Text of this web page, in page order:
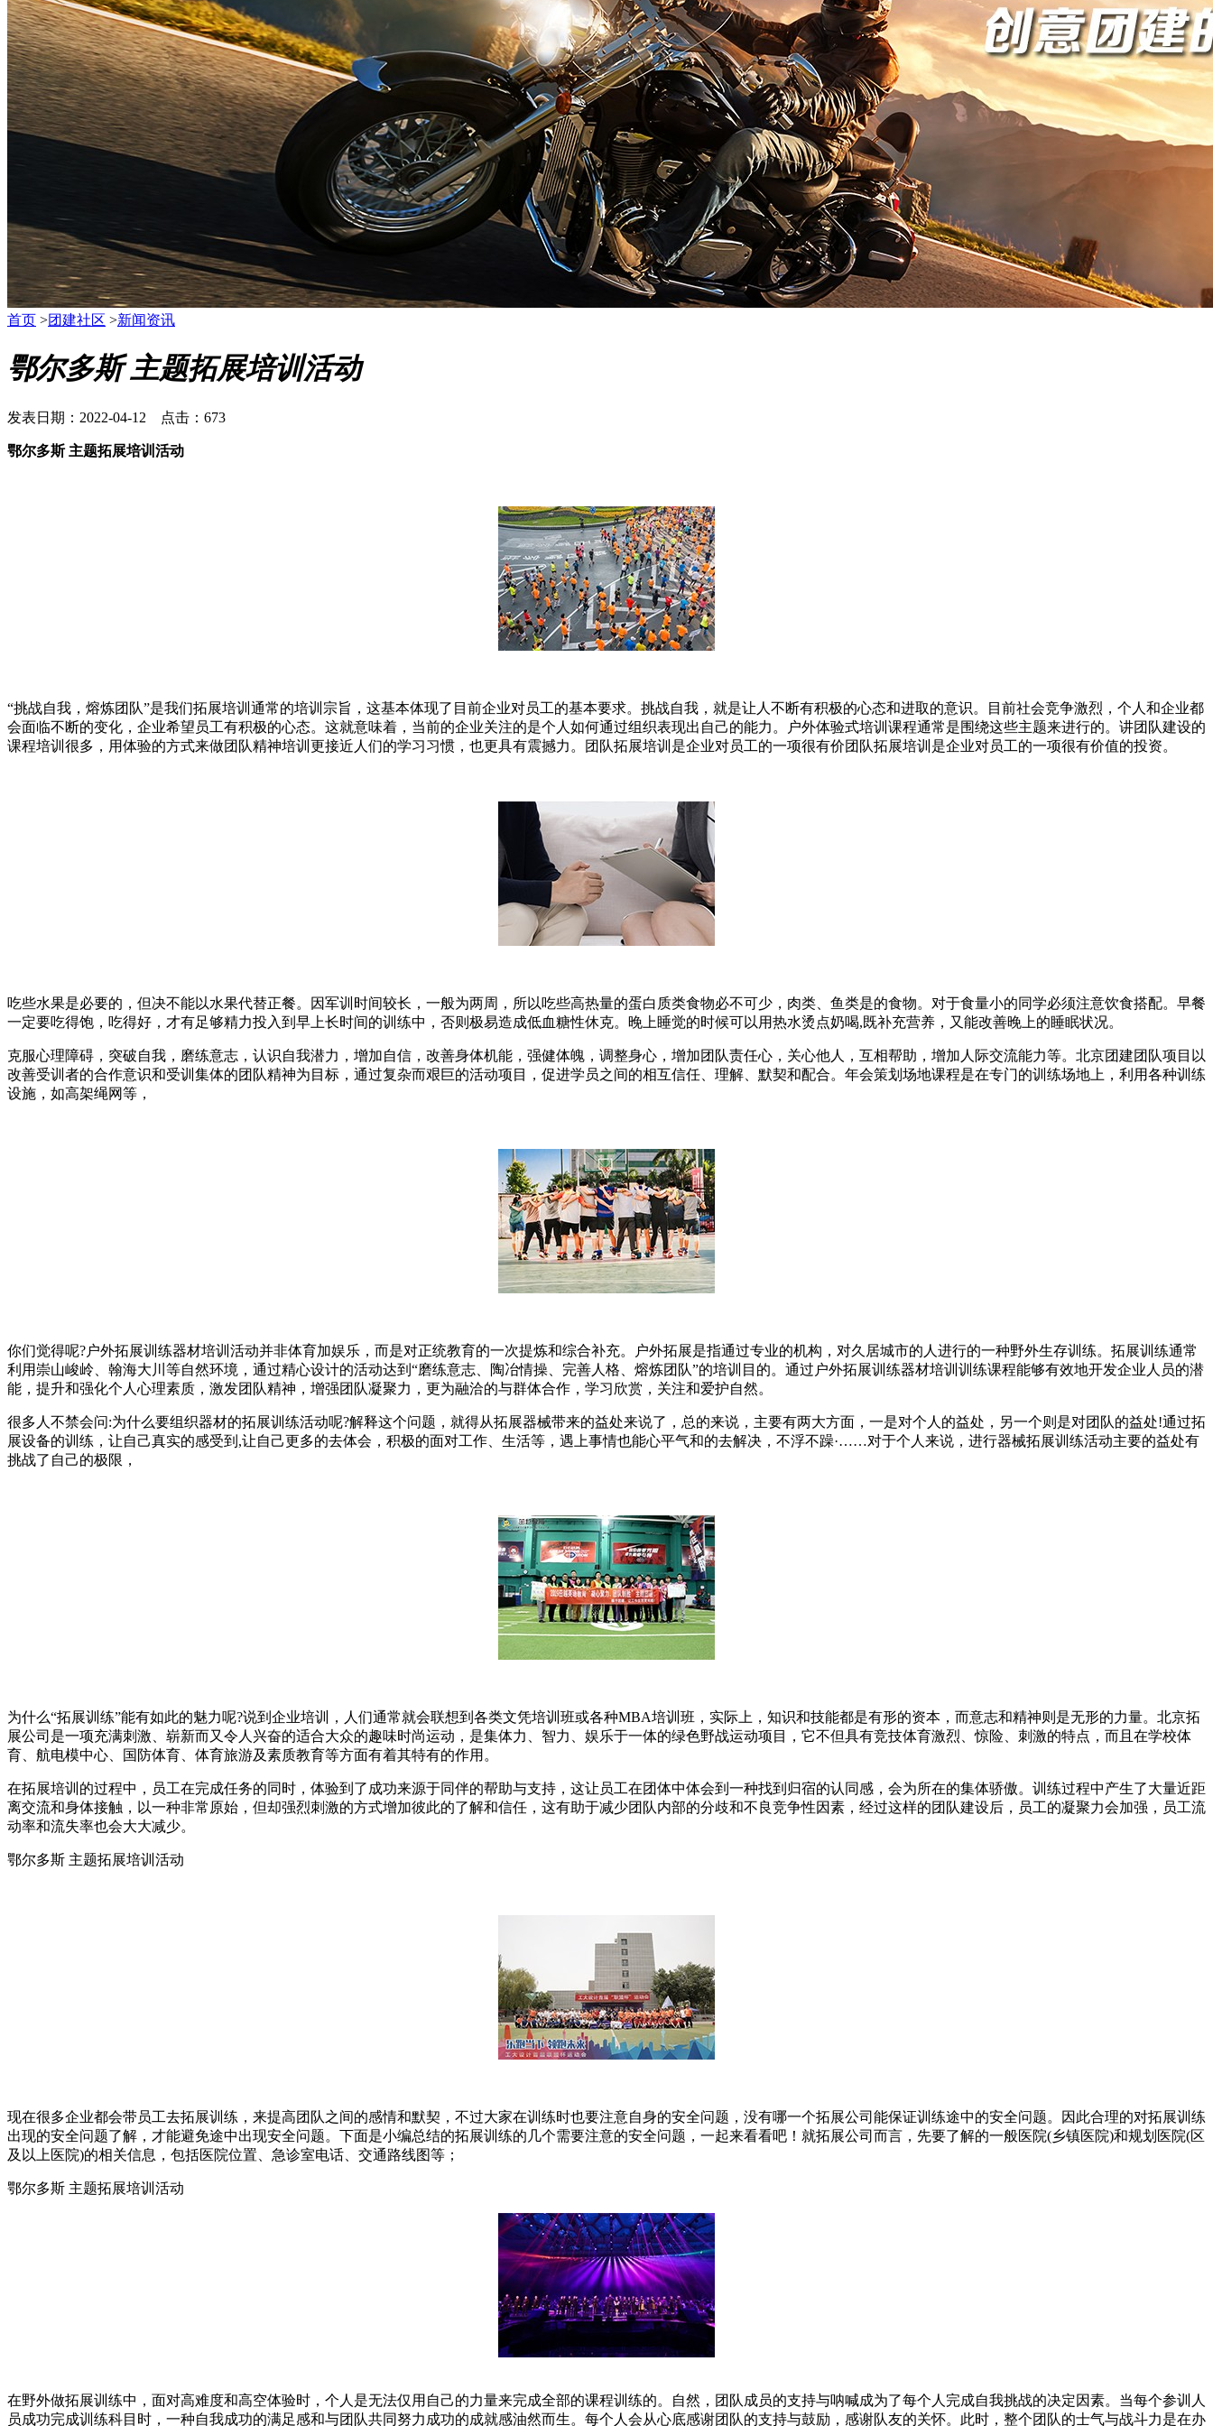
首页 >团建社区 >新闻资讯
鄂尔多斯 主题拓展培训活动
发表日期：2022-04-12 点击：673
鄂尔多斯 主题拓展培训活动
“挑战自我，熔炼团队”是我们拓展培训通常的培训宗旨，这基本体现了目前企业对员工的基本要求。挑战自我，就是让人不断有积极的心态和进取的意识。目前社会竞争激烈，个人和企业都
会面临不断的变化，企业希望员工有积极的心态。这就意味着，当前的企业关注的是个人如何通过组织表现出自己的能力。户外体验式培训课程通常是围绕这些主题来进行的。讲团队建设的
课程培训很多，用体验的方式来做团队精神培训更接近人们的学习习惯，也更具有震撼力。团队拓展培训是企业对员工的一项很有价团队拓展培训是企业对员工的一项很有价值的投资。
吃些水果是必要的，但决不能以水果代替正餐。因军训时间较长，一般为两周，所以吃些高热量的蛋白质类食物必不可少，肉类、鱼类是的食物。对于食量小的同学必须注意饮食搭配。早餐
一定要吃得饱，吃得好，才有足够精力投入到早上长时间的训练中，否则极易造成低血糖性休克。晚上睡觉的时候可以用热水烫点奶喝,既补充营养，又能改善晚上的睡眠状况。
克服心理障碍，突破自我，磨练意志，认识自我潜力，增加自信，改善身体机能，强健体魄，调整身心，增加团队责任心，关心他人，互相帮助，增加人际交流能力等。北京团建团队项目以
改善受训者的合作意识和受训集体的团队精神为目标，通过复杂而艰巨的活动项目，促进学员之间的相互信任、理解、默契和配合。年会策划场地课程是在专门的训练场地上，利用各种训练
设施，如高架绳网等，
你们觉得呢?户外拓展训练器材培训活动并非体育加娱乐，而是对正统教育的一次提炼和综合补充。户外拓展是指通过专业的机构，对久居城市的人进行的一种野外生存训练。拓展训练通常
利用崇山峻岭、翰海大川等自然环境，通过精心设计的活动达到“磨练意志、陶冶情操、完善人格、熔炼团队”的培训目的。通过户外拓展训练器材培训训练课程能够有效地开发企业人员的潜
能，提升和强化个人心理素质，激发团队精神，增强团队凝聚力，更为融洽的与群体合作，学习欣赏，关注和爱护自然。
很多人不禁会问:为什么要组织器材的拓展训练活动呢?解释这个问题，就得从拓展器械带来的益处来说了，总的来说，主要有两大方面，一是对个人的益处，另一个则是对团队的益处!通过拓
展设备的训练，让自己真实的感受到,让自己更多的去体会，积极的面对工作、生活等，遇上事情也能心平气和的去解决，不浮不躁·……对于个人来说，进行器械拓展训练活动主要的益处有
挑战了自己的极限，
为什么“拓展训练”能有如此的魅力呢?说到企业培训，人们通常就会联想到各类文凭培训班或各种MBA培训班，实际上，知识和技能都是有形的资本，而意志和精神则是无形的力量。北京拓
展公司是一项充满刺激、崭新而又令人兴奋的适合大众的趣味时尚运动，是集体力、智力、娱乐于一体的绿色野战运动项目，它不但具有竞技体育激烈、惊险、刺激的特点，而且在学校体
育、航电模中心、国防体育、体育旅游及素质教育等方面有着其特有的作用。
在拓展培训的过程中，员工在完成任务的同时，体验到了成功来源于同伴的帮助与支持，这让员工在团体中体会到一种找到归宿的认同感，会为所在的集体骄傲。训练过程中产生了大量近距
离交流和身体接触，以一种非常原始，但却强烈刺激的方式增加彼此的了解和信任，这有助于减少团队内部的分歧和不良竞争性因素，经过这样的团队建设后，员工的凝聚力会加强，员工流
动率和流失率也会大大减少。
鄂尔多斯 主题拓展培训活动
现在很多企业都会带员工去拓展训练，来提高团队之间的感情和默契，不过大家在训练时也要注意自身的安全问题，没有哪一个拓展公司能保证训练途中的安全问题。因此合理的对拓展训练
出现的安全问题了解，才能避免途中出现安全问题。下面是小编总结的拓展训练的几个需要注意的安全问题，一起来看看吧！就拓展公司而言，先要了解的一般医院(乡镇医院)和规划医院(区
及以上医院)的相关信息，包括医院位置、急诊室电话、交通路线图等；
鄂尔多斯 主题拓展培训活动
在野外做拓展训练中，面对高难度和高空体验时，个人是无法仅用自己的力量来完成全部的课程训练的。自然，团队成员的支持与呐喊成为了每个人完成自我挑战的决定因素。当每个参训人
员成功完成训练科目时，一种自我成功的满足感和与团队共同努力成功的成就感油然而生。每个人会从心底感谢团队的支持与鼓励，感谢队友的关怀。此时，整个团队的士气与战斗力是在办